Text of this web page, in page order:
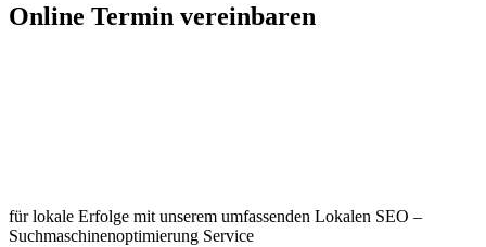
Online Termin vereinbaren
für lokale Erfolge mit unserem umfassenden Lokalen SEO –
Suchmaschinenoptimierung Service